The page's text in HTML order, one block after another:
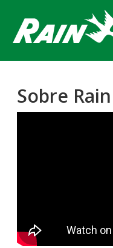
main
content
Sobre